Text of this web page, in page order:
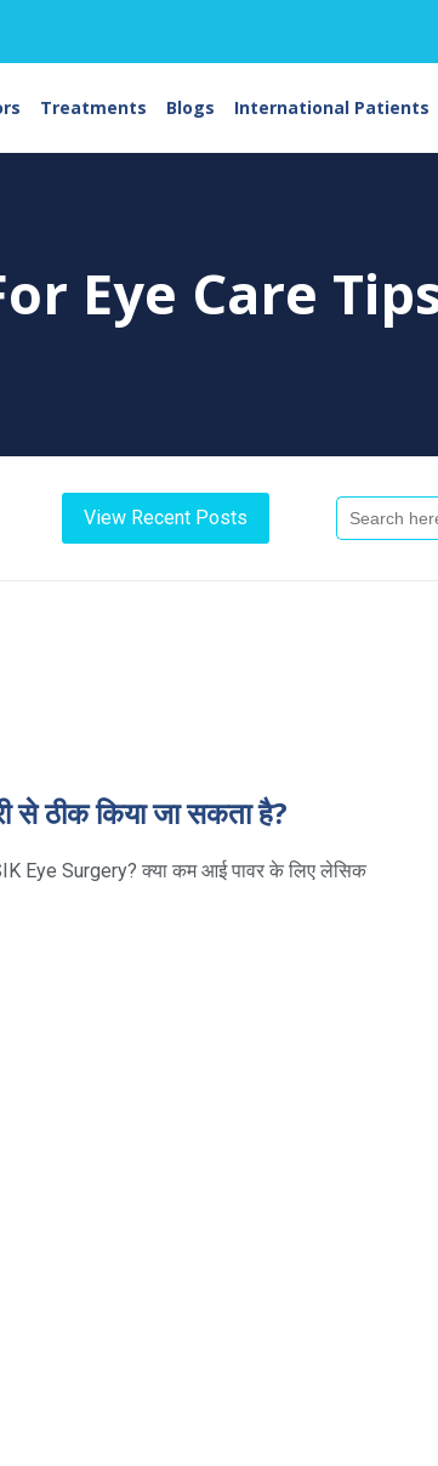
Treatments Blogs International Patients
Eye Care
View Recent Posts
Search
For:
ठीक किया जा सकता है?
Eye Surgery? क्या कम आई पावर के लिए लेसिक